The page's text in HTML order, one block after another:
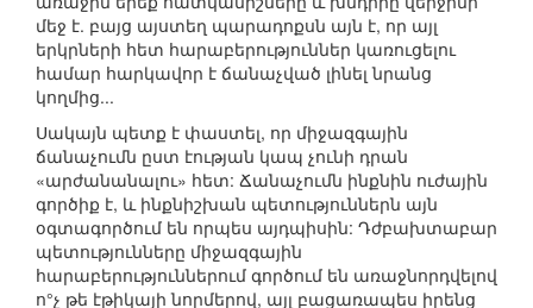
մեջ է. բայց այստեղ պարադոքսն այն է, որ այլ
երկրների հետ հարաբերություններ կառուցելու
համար հարկավոր է ճանաչված լինել նրանց
կողմից...
Սակայն պետք է փաստել, որ միջազգային
ճանաչումն ըստ էության կապ չունի դրան
«արժանանալու» հետ: Ճանաչումն ինքնին ուժային
գործիք է, և ինքնիշխան պետություններն այն
օգտագործում են որպես այդպիսին: Դժբախտաբար
պետությունները միջազգային
հարաբերություններում գործում են առաջնորդվելով
ո°չ թե էթիկայի նորմերով, այլ բացառապես իրենց